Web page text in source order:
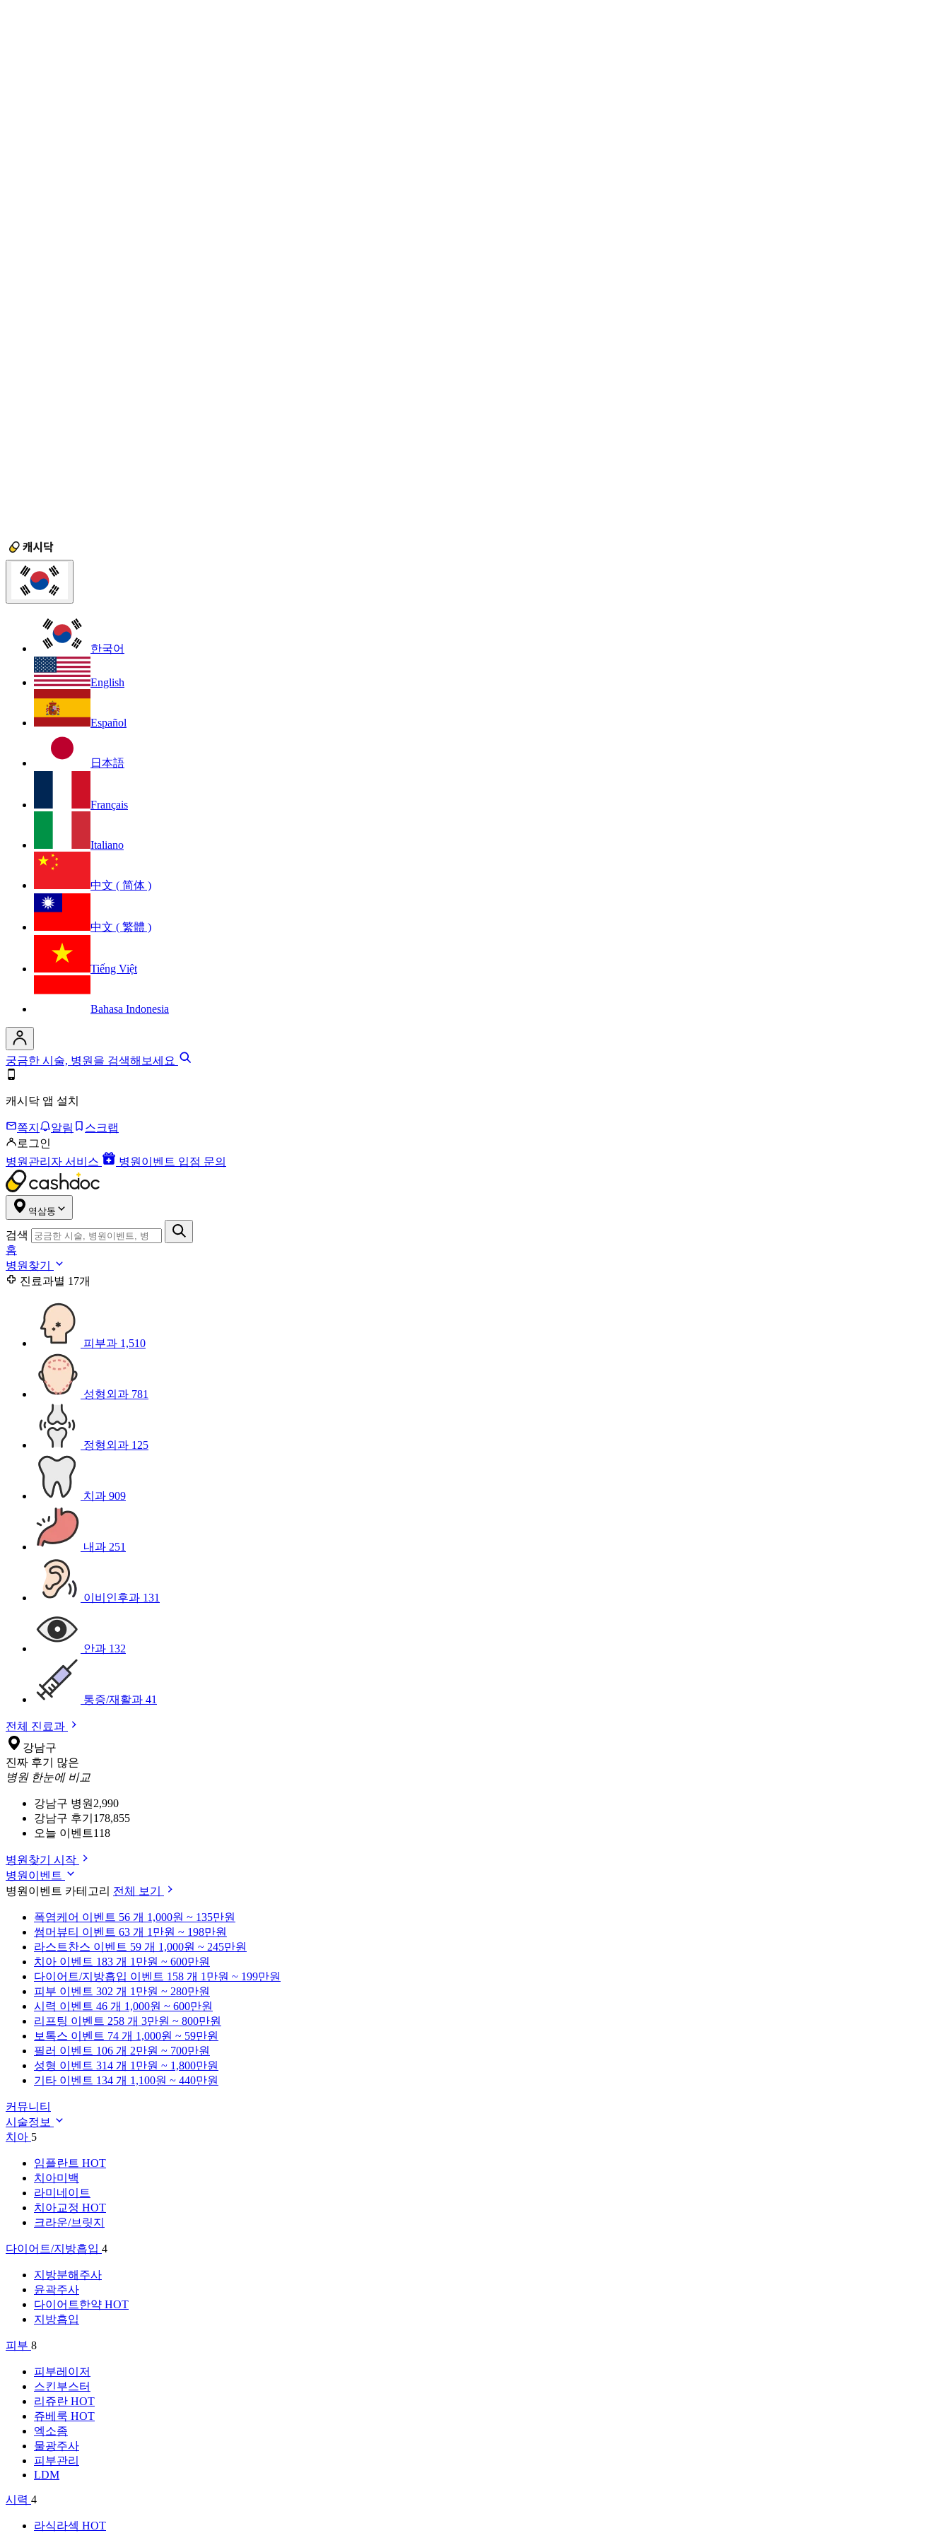
한국어
English
Español
日本語
Français
Italiano
中文 ( 简体 )
中文 ( 繁體 )
Tiếng Việt
Bahasa Indonesia
궁금한 시술, 병원을 검색해보세요
캐시닥 앱 설치
쪽지 알림
스크랩
로그인
병원관리자 서비스
병원이벤트 입점 문의
역삼동
검색
홈
병원찾기
진료과별 17개
피부과 1,510
성형외과 781
정형외과 125
치과 909
내과 251
이비인후과 131
안과 132
통증/재활과 41
전체 진료과
강남구
진짜 후기 많은
병원 한눈에 비교
강남구 병원 2,990
강남구 후기 178,855
오늘 이벤트118
병원찾기 시작
병원이벤트
병원이벤트 카테고리 전체 보기
폭염케어 이벤트 56 개 1,000원 ~ 135만원
썸머뷰티 이벤트 63 개 1만원 ~ 198만원
라스트찬스 이벤트 59 개 1,000원 ~ 245만원
치아 이벤트 183 개 1만원 ~ 600만원
다이어트/지방흡입 이벤트 158 개 1만원 ~ 199만원
피부 이벤트 302 개 1만원 ~ 280만원
시력 이벤트 46 개 1,000원 ~ 600만원
리프팅 이벤트 258 개 3만원 ~ 800만원
보톡스 이벤트 74 개 1,000원 ~ 59만원
필러 이벤트 106 개 2만원 ~ 700만원
성형 이벤트 314 개 1만원 ~ 1,800만원
기타 이벤트 134 개 1,100원 ~ 440만원
커뮤니티
시술정보
치아 5
임플란트 HOT
치아미백
라미네이트
치아교정 HOT
크라운/브릿지
다이어트/지방흡입 4
지방분해주사
윤곽주사
다이어트한약 HOT
지방흡입
피부 8
피부레이저
스킨부스터
리쥬란 HOT
쥬베룩 HOT
엑소좀
물광주사
피부관리
LDM
시력 4
라식라섹 HOT